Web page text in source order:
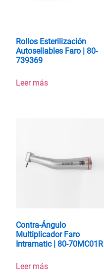
Rollos Esterilización
Autosellables Faro | 80-
739369
Leer más
Contra-Ángulo
Multiplicador Faro
Intramatic | 80-70MC01R
Leer más